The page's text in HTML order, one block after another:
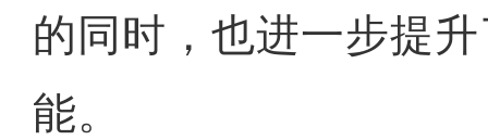
的同时，也进一步提
能。